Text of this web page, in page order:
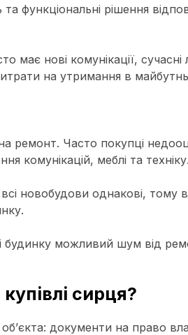
функціональні рішення
має нові комунікації, сучасні
на утримання в
ремонт. Часто покупці
комунікацій, меблі та техніку.
новобудови однакові, тому
можливий шум від
сирця?
документи на право